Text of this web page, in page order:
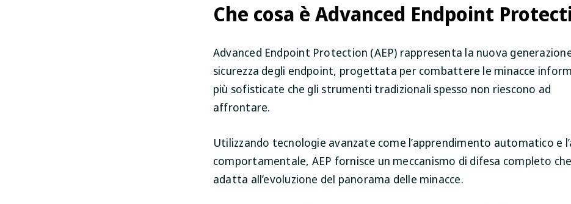
Che cosa è Advanced Endpoint
Advanced Endpoint Protection (AEP) rappresenta la nuova
sicurezza degli endpoint, progettata per combattere le minacce
più sofisticate che gli strumenti tradizionali spesso non riescono ad
affrontare.
Utilizzando tecnologie avanzate come l’apprendimento automatico e
comportamentale, AEP fornisce un meccanismo di difesa completo
adatta all’evoluzione del panorama delle minacce.